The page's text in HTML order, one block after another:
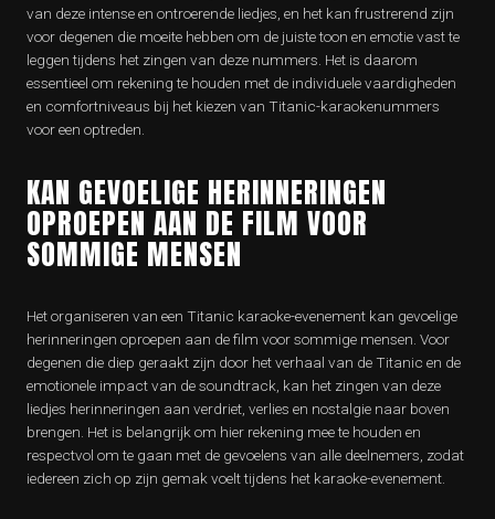
van deze intense en ontroerende liedjes, en het kan frustrerend zijn
voor degenen die moeite hebben om de juiste toon en emotie vast te
leggen tijdens het zingen van deze nummers. Het is daarom
essentieel om rekening te houden met de individuele vaardigheden
en comfortniveaus bij het kiezen van Titanic-karaokenummers
voor een optreden.
KAN GEVOELIGE HERINNERINGEN
OPROEPEN AAN DE FILM VOOR
SOMMIGE MENSEN
Het organiseren van een Titanic karaoke-evenement kan gevoelige
herinneringen oproepen aan de film voor sommige mensen. Voor
degenen die diep geraakt zijn door het verhaal van de Titanic en de
emotionele impact van de soundtrack, kan het zingen van deze
liedjes herinneringen aan verdriet, verlies en nostalgie naar boven
brengen. Het is belangrijk om hier rekening mee te houden en
respectvol om te gaan met de gevoelens van alle deelnemers, zodat
iedereen zich op zijn gemak voelt tijdens het karaoke-evenement.